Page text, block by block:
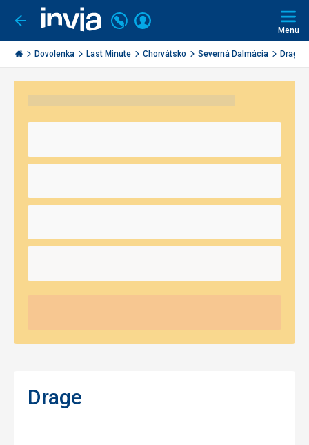
Ísť
späť
Invia.sk
Volajte
+421
2
3221
Prihlásiť
Menu
Dovolenka Last Minute Chorvátsko Severná Dalmácia Drage
Drage